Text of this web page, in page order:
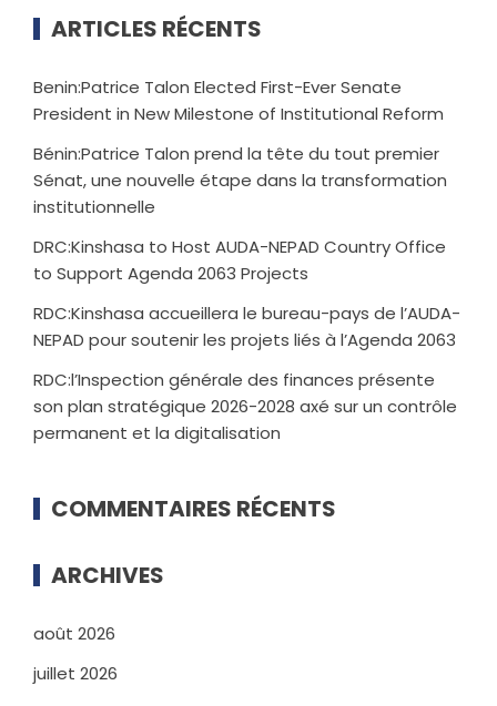
ARTICLES RÉCENTS
Benin:Patrice Talon Elected First-Ever Senate
President in New Milestone of Institutional Reform
Bénin:Patrice Talon prend la tête du tout premier
Sénat, une nouvelle étape dans la transformation
institutionnelle
DRC:Kinshasa to Host AUDA-NEPAD Country Office
to Support Agenda 2063 Projects
RDC:Kinshasa accueillera le bureau-pays de l’AUDA-
NEPAD pour soutenir les projets liés à l’Agenda 2063
RDC:l’Inspection générale des finances présente
son plan stratégique 2026-2028 axé sur un contrôle
permanent et la digitalisation
COMMENTAIRES RÉCENTS
ARCHIVES
août 2026
juillet 2026